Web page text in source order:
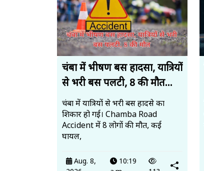
चंबा में भीषण बस हादसा, यात्रियों
से भरी बस पलटी, 8 की मौत...
चंबा में यात्रियों से भरी बस हादसे का
शिकार हो गई। Chamba Road
Accident में 8 लोगों की मौत, कई
घायल,
Aug. 8,
10:19